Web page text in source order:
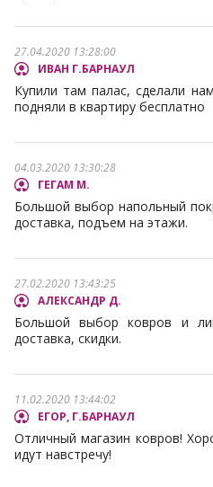
27.04.2020 13:28:00
ИВАН Г.БАРНАУЛ
Купили там палас, сделали
подняли в квартиру бесплатно
04.03.2020 13:30:28
ГЕГАМ М.
Большой выбор напольный
доставка, подъем на этажи.
27.02.2020 13:43:25
АЛЕКСАНДР Д.
Большой выбор ковров и
доставка, скидки.
11.02.2020 13:44:02
ЕГОР, Г.БАРНАУЛ
Отличный магазин ковров!
идут навстречу!